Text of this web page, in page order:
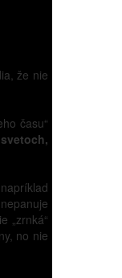
že nie
času“
„zrnká“
no nie